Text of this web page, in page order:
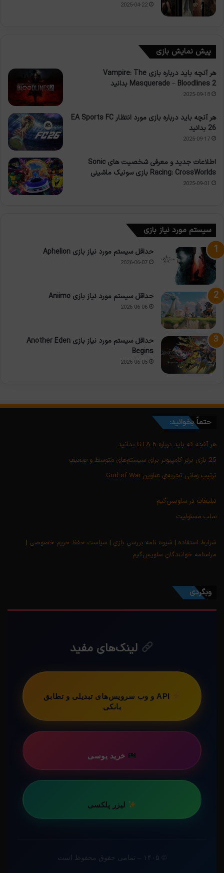
2025-04-22
پیش نمایش بازی
هر آنچه باید درباره بازی Vampire: The
Masquerade – Bloodlines 2 بدانید
2025-09-18
هر آنچه باید درباره بازی مورد انتظار EA Sports FC
26 بدانید
2025-09-17
اطلاعات جدید و معرفی شخصیت های Sonic
Racing: CrossWorlds بازی سونیک ماشینی
2025-09-01
سیستم مورد نیاز بازی
حداقل سیستم مورد نیاز بازی Aphelion
2026-06-07
حداقل سیستم مورد نیاز بازی Aniimo
2026-06-06
حداقل سیستم مورد نیاز بازی Another Eden
Begins
2026-06-05
حتماً بخوانید:
هر آنچه که باید درباره GTA 6 بدانید
25 بازی برتر کامپیوتر برای سیستم‌های متوسط و ضعیف
ترتیب زمانی تجربه‌ی عناوین God of War
تبلیغات در ساویس‌گیم
سلب مسئولیت
شرایط استفاده | شیوه نامه بررسی بازی | سیاست حفظ حریم خصوصی |
مرامنامه خوانندگان ساویس‌گیم
وبگردی
لینک‌های مفید
API و وب سرویس‌های تبدیلی و تطابق
بانکی
خرید یوسی
لیزر پلکسی